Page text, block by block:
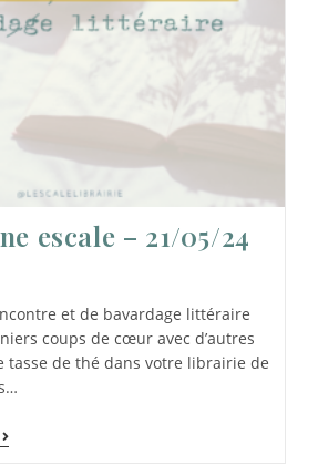
escale – 21/05/24
et de bavardage littéraire
coups de cœur avec d’autres
tasse de thé dans votre librairie de